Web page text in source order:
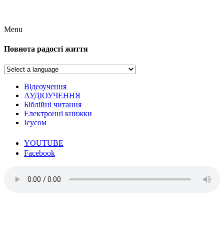
Menu
Повнота радості життя
Відеоучення
АУДІОУЧЕННЯ
Біблійні читання
Електронні книжки
Ісусом
YOUTUBE
Facebook